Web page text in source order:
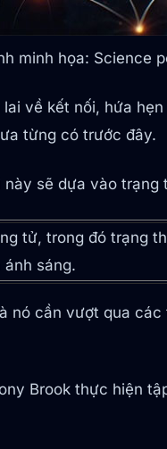
minh họa: Science
về kết nối, hứa
từng có trước đây.
sẽ dựa vào
tử, trong đó trạng
sáng.
nó cần vượt qua
Brook thực hiện